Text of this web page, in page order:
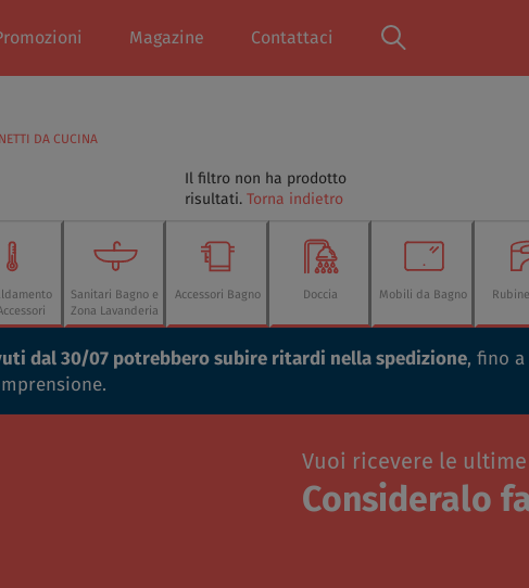
Magazine Contattaci
DA CUCINA
Il filtro non ha prodotto
risultati. Torna indietro
Sanitari Bagno e
Zona Lavanderia
Accessori Bagno Doccia Mobili da Bagno
dal 30/07 potrebbero subire ritardi nella spedizione, fino
Vuoi ricevere le
Consideralo